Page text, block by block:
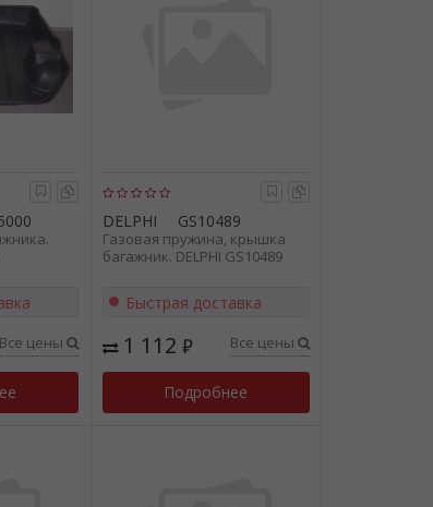
Все цены
DELPHI GS10489
Газовая пружина, крышка
багажник. DELPHI GS10489
Быстрая доставка
1 112₽ Все цены
Подробнее